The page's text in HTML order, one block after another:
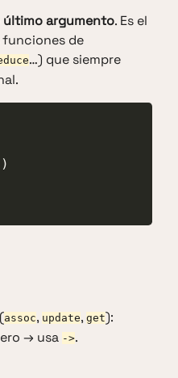
último argumento. Es el
funciones de
…) que siempre
assoc, update, get):
→ usa ->.